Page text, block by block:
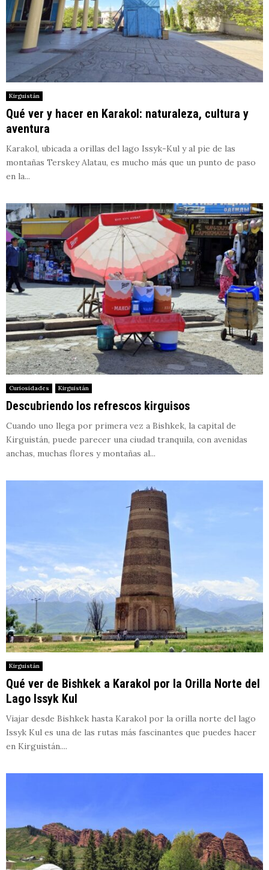
Kirguistán
Qué ver y hacer en Karakol: naturaleza, cultura y
aventura
Karakol, ubicada a orillas del lago Issyk-Kul y al pie de las
montañas Terskey Alatau, es mucho más que un punto de paso
en la...
Curiosidades Kirguistán
Descubriendo los refrescos kirguisos
Cuando uno llega por primera vez a Bishkek, la capital de
Kirguistán, puede parecer una ciudad tranquila, con avenidas
anchas, muchas flores y montañas al...
Kirguistán
Qué ver de Bishkek a Karakol por la Orilla Norte del
Lago Issyk Kul
Viajar desde Bishkek hasta Karakol por la orilla norte del lago
Issyk Kul es una de las rutas más fascinantes que puedes hacer
en Kirguistán....